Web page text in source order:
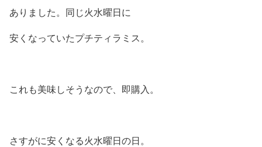
ありました。同じ火水曜日に
安くなっていたプチティラミス。
これも美味しそうなので、即購入。
さすがに安くなる火水曜日の日。